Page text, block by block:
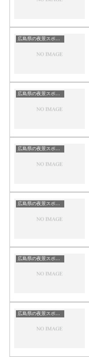
広島県の夜景スポット一覧
広島県の夜景スポット一覧
広島県の夜景スポット一覧
広島県の夜景スポット一覧
広島県の夜景スポット一覧
広島県の夜景スポット一覧